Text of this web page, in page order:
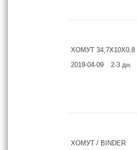
ХОМУТ 34,7X10X0,8
2019-04-09
2-3 дн.
ХОМУТ / BINDER